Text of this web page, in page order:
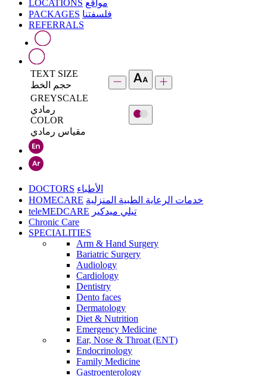
LOCATIONS مواقع
PACKAGES فلسفتنا
REFERRALS
TEXT SIZE
حجم الخط
GREYSCALE
رمادي
COLOR
مقياس رمادي
DOCTORS الأطباء
HOMECARE خدمات الرعاية الطبية المنزلية
teleMEDCARE تيلي ميدكير
Chronic Care
SPECIALITIES
Arm & Hand Surgery
Bariatric Surgery
Audiology
Cardiology
Dentistry
Dento faces
Dermatology
Diet & Nutrition
Emergency Medicine
Ear, Nose & Throat (ENT)
Endocrinology
Family Medicine
Gastroenterology